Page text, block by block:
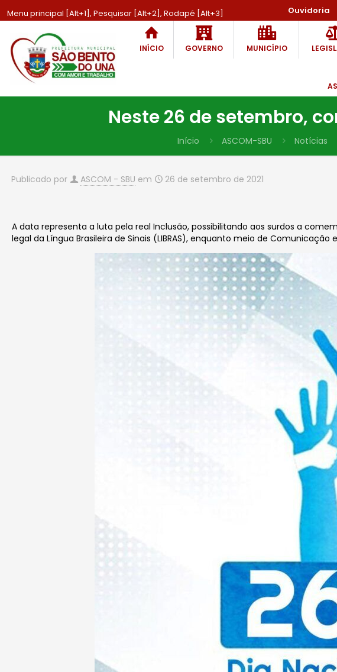
Menu principal [Alt+1], Pesquisar [Alt+2], Rodapé [Alt+3] Ouvidoria
INÍCIO GOVERNO MUNICÍPIO
Neste 26 de setembro,
Início ASCOM-SBU Notícias
Publicado por ASCOM - SBU em 26 de setembro de 2021
A data representa a luta pela real Inclusão, possibilitando aos surdos a
legal da Língua Brasileira de Sinais (LIBRAS), enquanto meio de Comunicação